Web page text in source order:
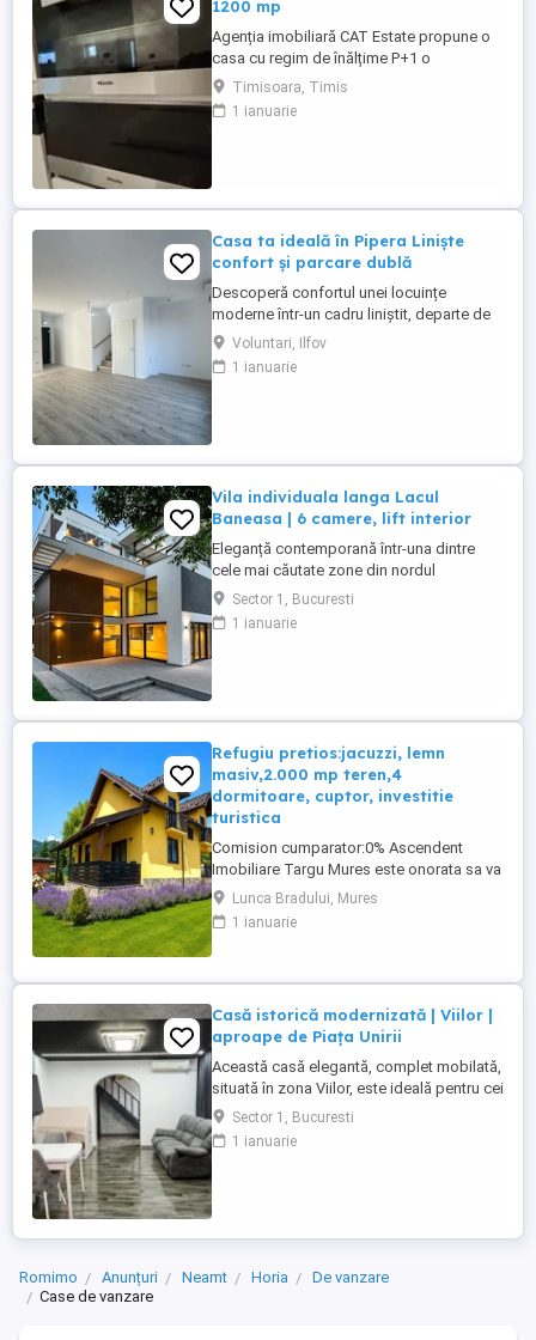
1200 mp
Agenția imobiliară CAT Estate propune o
casa cu regim de înălțime P+1 o
proprietate unică cu un teren generos de
1200 mp si piscina Casa este construită ,
mobilata si utilata la cele mai înalte
Timisoara, Timis
1 ianuarie
Casa ta ideală în Pipera Liniște
confort și parcare dublă
Descoperă confortul unei locuințe
moderne într-un cadru liniștit, departe de
agitația urbană, în cadrul Complexului
Rezidențial Alexander Residence, în
imediata apropiere a zonei Pipera, acest
Voluntari, Ilfov
1 ianuarie
Vila individuala langa Lacul
Baneasa | 6 camere, lift interior
Eleganță contemporană într-una dintre
cele mai căutate zone din nordul
Bucureștiului Unele locuințe
impresionează prin arhitectură. Altele prin
locație. Această proprietate le îmbină
poziție ...
Sector 1, Bucuresti
1 ianuarie
Refugiu pretios:jacuzzi, lemn
masiv,2.000 mp teren,4
dormitoare, cuptor, investitie
turistica
Comision cumparator:0% Ascendent
Imobiliare Targu Mures este onorata sa va
prezinte spre vanzare o vila rafinata in
mijlocul naturii, situata in Lunca Bradului
ndash; o zona de poveste, incantare
Lunca Bradului, Mures
1 ianuarie
Casă istorică modernizată | Viilor |
aproape de Piața Unirii
Această casă elegantă, complet mobilată,
situată în zona Viilor, este ideală pentru cei
care apreciază arhitectura istorică și
confortul modern. Cu o suprafață utilă de
120 mp, cele 5 camere sunt inteligent
Sector 1, Bucuresti
1 ianuarie
Romimo Anunțuri Neamt Horia
De vanzare
Case de vanzare